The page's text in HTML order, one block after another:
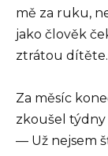
mě za ruku,
jako člověk
ztrátou dítěte.
Za měsíc
zkoušel
— Už nejsem